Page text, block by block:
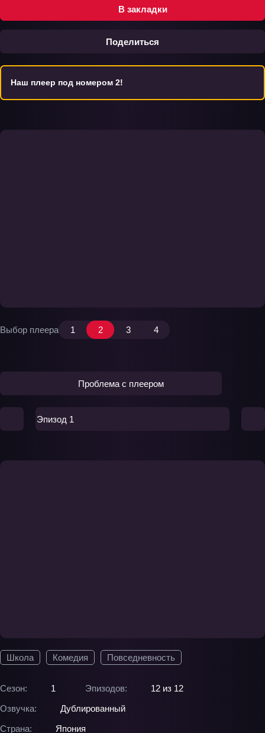
В закладки
Поделиться
Школа Комедия Повседневность
Сезон: 1 Эпизодов:
12 из 12
Озвучка:
Дублированный
Страна:
Япония
Наш плеер под номером 2!
Выбор плеера 1 2 3 4
Проблема с плеером
Эпизод 1